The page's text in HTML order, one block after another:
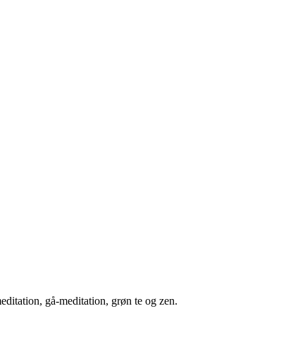
gå-meditation, grøn te og zen.